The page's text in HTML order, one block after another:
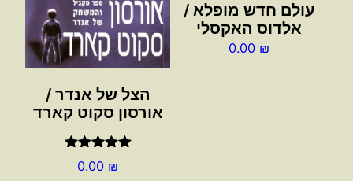
עולם חדש מופלא /
אלדוס האקסלי
0.00 ₪
הצל של אנדר /
אורסון סקוט קארד
דורג5.00
מתוך 5
0.00 ₪